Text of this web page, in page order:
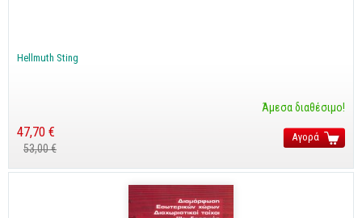
Hellmuth Sting
Άμεσα διαθέσιμο!
47,70 €
53,00 €
Αγορά